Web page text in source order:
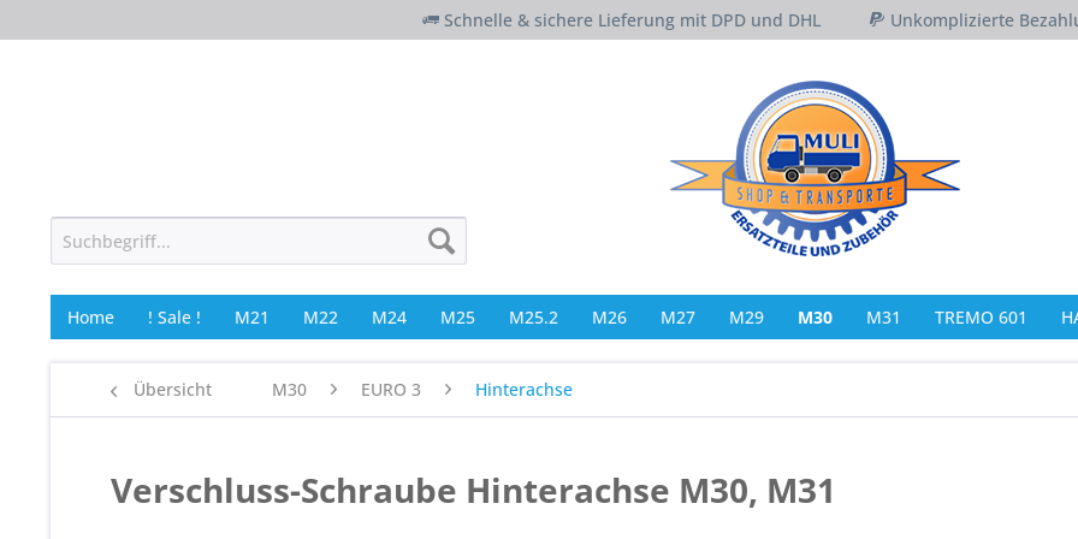
Schnelle & sichere Lieferung mit DPD und DHL Unkomplizierte
Home ! Sale ! M21 M22 M24 M25 M25.2 M26 M27 M29 M30 M31 TREMO 601
Übersicht M30 EURO 3 Hinterachse
Verschluss-Schraube Hinterachse M30, M31